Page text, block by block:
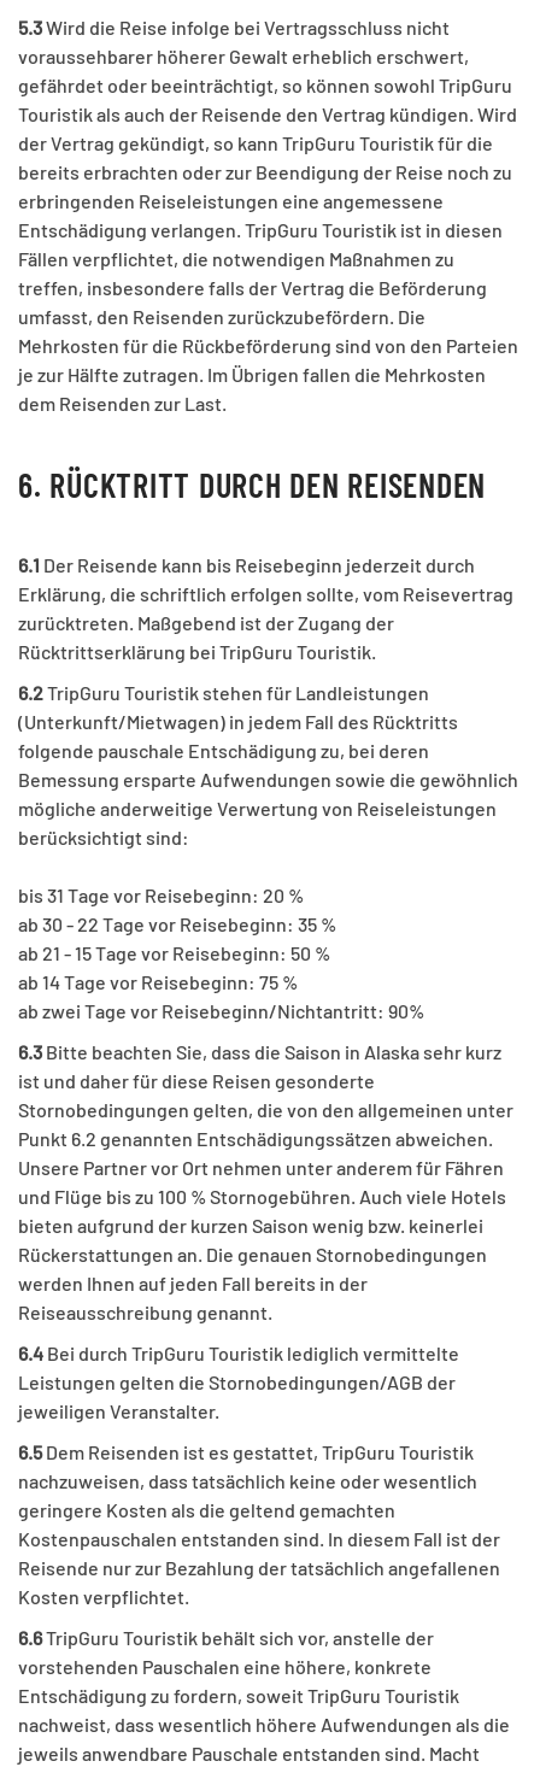
5.3Wird die Reise infolge bei Vertragsschluss nicht
voraussehbarer höherer Gewalt erheblich erschwert,
gefährdet oder beeinträchtigt, so können sowohl TripGuru
Touristik als auch der Reisende den Vertrag kündigen. Wird
der Vertrag gekündigt, so kann TripGuru Touristik für die
bereits erbrachten oder zur Beendigung der Reise noch zu
erbringenden Reiseleistungen eine angemessene
Entschädigung verlangen. TripGuru Touristik ist in diesen
Fällen verpflichtet, die notwendigen Maßnahmen zu
treffen, insbesondere falls der Vertrag die Beförderung
umfasst, den Reisenden zurückzubefördern. Die
Mehrkosten für die Rückbeförderung sind von den Parteien
je zur Hälfte zutragen. Im Übrigen fallen die Mehrkosten
dem Reisenden zur Last.
6. RÜCKTRITT DURCH DEN REISENDEN
6.1 Der Reisende kann bis Reisebeginn jederzeit durch
Erklärung, die schriftlich erfolgen sollte, vom Reisevertrag
zurücktreten. Maßgebend ist der Zugang der
Rücktrittserklärung bei TripGuru Touristik.
6.2TripGuru Touristik stehen für Landleistungen
(Unterkunft/Mietwagen) in jedem Fall des Rücktritts
folgende pauschale Entschädigung zu, bei deren
Bemessung ersparte Aufwendungen sowie die gewöhnlich
mögliche anderweitige Verwertung von Reiseleistungen
berücksichtigt sind:
bis 31 Tage vor Reisebeginn: 20 %
ab 30 - 22 Tage vor Reisebeginn: 35 %
ab 21 - 15 Tage vor Reisebeginn: 50 %
ab 14 Tage vor Reisebeginn: 75 %
ab zwei Tage vor Reisebeginn/Nichtantritt: 90%
6.3 Bitte beachten Sie, dass die Saison in Alaska sehr kurz
ist und daher für diese Reisen gesonderte
Stornobedingungen gelten, die von den allgemeinen unter
Punkt 6.2 genannten Entschädigungssätzen abweichen.
Unsere Partner vor Ort nehmen unter anderem für Fähren
und Flüge bis zu 100 % Stornogebühren. Auch viele Hotels
bieten aufgrund der kurzen Saison wenig bzw. keinerlei
Rückerstattungen an. Die genauen Stornobedingungen
werden Ihnen auf jeden Fall bereits in der
Reiseausschreibung genannt.
6.4 Bei durch TripGuru Touristik lediglich vermittelte
Leistungen gelten die Stornobedingungen/AGB der
jeweiligen Veranstalter.
6.5Dem Reisenden ist es gestattet, TripGuru Touristik
nachzuweisen, dass tatsächlich keine oder wesentlich
geringere Kosten als die geltend gemachten
Kostenpauschalen entstanden sind. In diesem Fall ist der
Reisende nur zur Bezahlung der tatsächlich angefallenen
Kosten verpflichtet.
6.6TripGuru Touristik behält sich vor, anstelle der
vorstehenden Pauschalen eine höhere, konkrete
Entschädigung zu fordern, soweit TripGuru Touristik
nachweist, dass wesentlich höhere Aufwendungen als die
jeweils anwendbare Pauschale entstanden sind. Macht